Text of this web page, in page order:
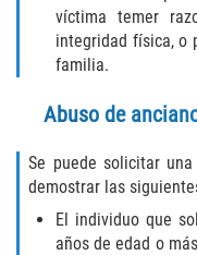
Delitos
víctima temer
integridad física, o
familia.
Abuso de
Se puede solicitar
demostrar las
El individuo que
años de edad o